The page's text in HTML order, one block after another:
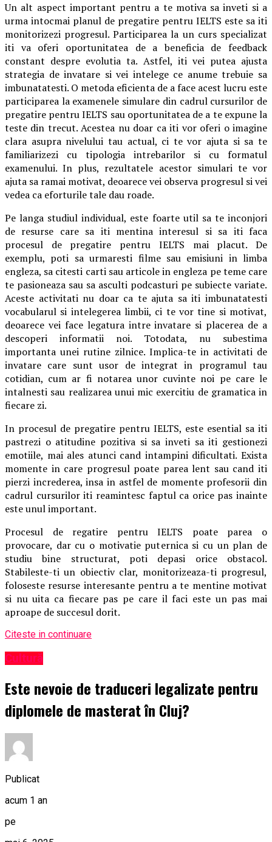
Un alt aspect important pentru a te motiva sa inveti si a
urma intocmai planul de pregatire pentru IELTS este sa iti
monitorizezi progresul. Participarea la un curs specializat
iti va oferi oportunitatea de a beneficia de feedback
constant despre evolutia ta. Astfel, iti vei putea ajusta
strategia de invatare si vei intelege ce anume trebuie sa
imbunatatesti. O metoda eficienta de a face acest lucru este
participarea la examenele simulare din cadrul cursurilor de
pregatire pentru IELTS sau oportunitatea de a te expune la
teste din trecut. Acestea nu doar ca iti vor oferi o imagine
clara asupra nivelului tau actual, ci te vor ajuta si sa te
familiarizezi cu tipologia intrebarilor si cu formatul
examenului. In plus, rezultatele acestor simulari te vor
ajuta sa ramai motivat, deoarece vei observa progresul si vei
vedea ca eforturile tale dau roade.
Pe langa studiul individual, este foarte util sa te inconjori
de resurse care sa iti mentina interesul si sa iti faca
procesul de pregatire pentru IELTS mai placut. De
exemplu, poti sa urmaresti filme sau emisiuni in limba
engleza, sa citesti carti sau articole in engleza pe teme care
te pasioneaza sau sa asculti podcasturi pe subiecte variate.
Aceste activitati nu doar ca te ajuta sa iti imbunatatesti
vocabularul si intelegerea limbii, ci te vor tine si motivat,
deoarece vei face legatura intre invatare si placerea de a
descoperi informatii noi. Totodata, nu subestima
importanta unei rutine zilnice. Implica-te in activitati de
invatare care sunt usor de integrat in programul tau
cotidian, cum ar fi notarea unor cuvinte noi pe care le
intalnesti sau realizarea unui mic exercitiu de gramatica in
fiecare zi.
In procesul de pregatire pentru IELTS, este esential sa iti
pastrezi o atitudine pozitiva si sa inveti sa iti gestionezi
emotiile, mai ales atunci cand intampini dificultati. Exista
momente in care progresul poate parea lent sau cand iti
pierzi increderea, insa in astfel de momente profesorii din
cadrul cursurilor iti reamintesc faptul ca orice pas inainte
este unul important.
Procesul de regatire pentru IELTS poate parea o
provocare, dar cu o motivatie puternica si cu un plan de
studiu bine structurat, poti depasi orice obstacol.
Stabileste-ti un obiectiv clar, monitorizeaza-ti progresul,
foloseste resurse interesante pentru a te mentine motivat
si nu uita ca fiecare pas pe care il faci este un pas mai
aproape de succesul dorit.
Citeste in continuare
Cultură
Este nevoie de traduceri legalizate pentru
diplomele de masterat în Cluj?
Publicat
acum 1 an
pe